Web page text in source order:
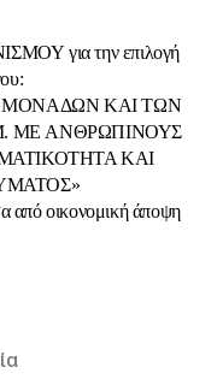
για την επιλογή
ΜΟΝΑΔΩΝ ΚΑΙ ΤΩΝ
ΜΕ ΑΝΘΡΩΠΙΝΟΥΣ
ΚΑΙ
από οικονομική άποψη